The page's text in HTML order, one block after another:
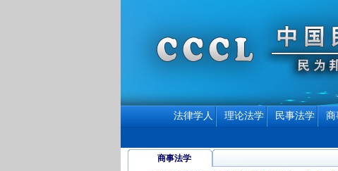
法律学人 理论法学 民事法学 商
商事法学